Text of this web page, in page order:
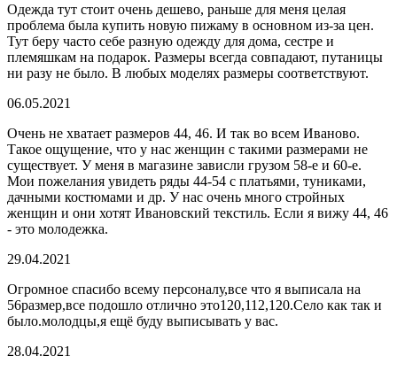
Одежда тут стоит очень дешево, раньше для меня целая
проблема была купить новую пижаму в основном из-за цен.
Тут беру часто себе разную одежду для дома, сестре и
племяшкам на подарок. Размеры всегда совпадают, путаницы
ни разу не было. В любых моделях размеры соответствуют.
06.05.2021
Очень не хватает размеров 44, 46. И так во всем Иваново.
Такое ощущение, что у нас женщин с такими размерами не
существует. У меня в магазине зависли грузом 58-е и 60-е.
Мои пожелания увидеть ряды 44-54 с платьями, туниками,
дачными костюмами и др. У нас очень много стройных
женщин и они хотят Ивановский текстиль. Если я вижу 44, 46
- это молодежка.
29.04.2021
Огромное спасибо всему персоналу,все что я выписала на
56размер,все подошло отлично это120,112,120.Село как так и
было.молодцы,я ещё буду выписывать у вас.
28.04.2021